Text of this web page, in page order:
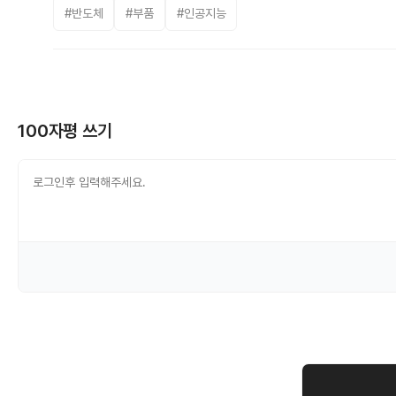
#반도체 #부품 #인공지능
100자평 쓰기